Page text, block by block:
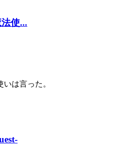
使...
は言った。